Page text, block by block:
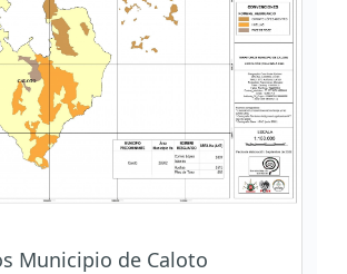
Municipio de Caloto